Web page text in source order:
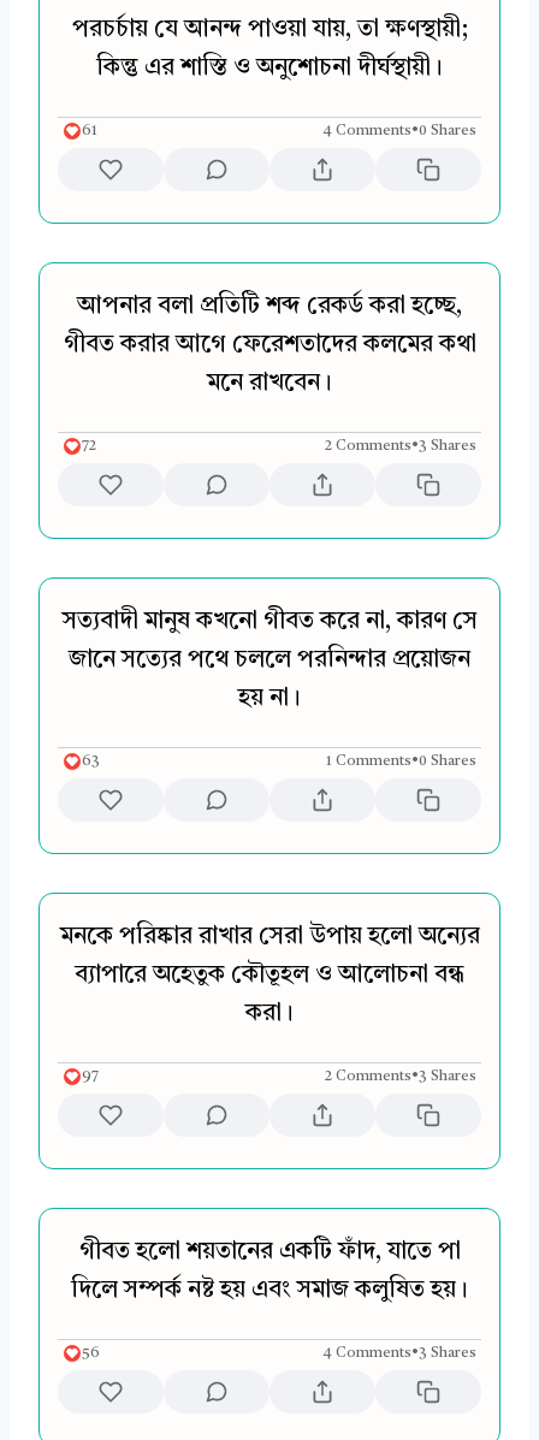
পরচর্চায় যে আনন্দ পাওয়া যায়, তা ক্ষণস্থায়ী;
কিন্তু এর শাস্তি ও অনুশোচনা দীর্ঘস্থায়ী।
61 4 Comments•0 Shares
আপনার বলা প্রতিটি শব্দ রেকর্ড করা হচ্ছে,
গীবত করার আগে ফেরেশতাদের কলমের কথা
মনে রাখবেন।
72 2 Comments•3 Shares
সত্যবাদী মানুষ কখনো গীবত করে না, কারণ সে
জানে সত্যের পথে চললে পরনিন্দার প্রয়োজন
হয় না।
63 1 Comments•0 Shares
মনকে পরিষ্কার রাখার সেরা উপায় হলো অন্যের
ব্যাপারে অহেতুক কৌতূহল ও আলোচনা বন্ধ
করা।
97 2 Comments•3 Shares
গীবত হলো শয়তানের একটি ফাঁদ, যাতে পা
দিলে সম্পর্ক নষ্ট হয় এবং সমাজ কলুষিত হয়।
56 4 Comments•3 Shares